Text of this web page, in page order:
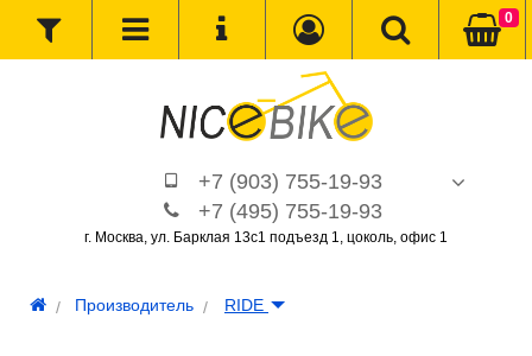
+7 (903) 755-19-93
+7 (495) 755-19-93
г. Москва, ул. Барклая 13с1 подъезд 1, цоколь, офис 1
0
Производитель RIDE